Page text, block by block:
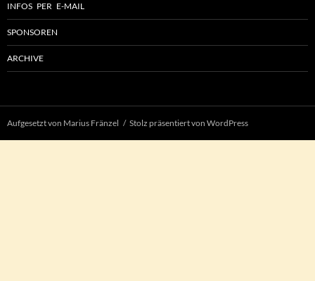
INFOS PER E-MAIL
SPONSOREN
ARCHIVE
Aufgesetzt von Marius Fränzel Stolz präsentiert von WordPress